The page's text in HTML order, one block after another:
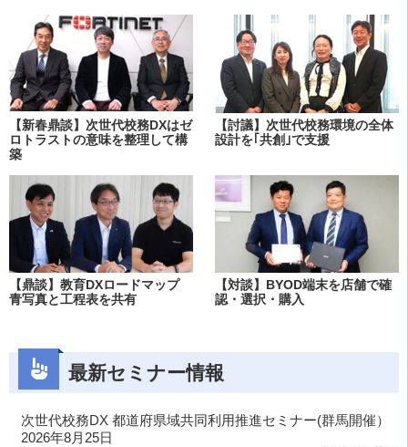
【新春鼎談】次世代校務DXはゼ
ロトラストの意味を整理して構
築
【討議】次世代校務環境の全体
設計を｢共創｣で支援
【鼎談】教育DXロードマップ
青写真と工程表を共有
【対談】BYOD端末を店舗で確
認・選択・購入
最新セミナー情報
次世代校務DX 都道府県域共同利用推進セミナー(群馬開催）
2026年8月25日